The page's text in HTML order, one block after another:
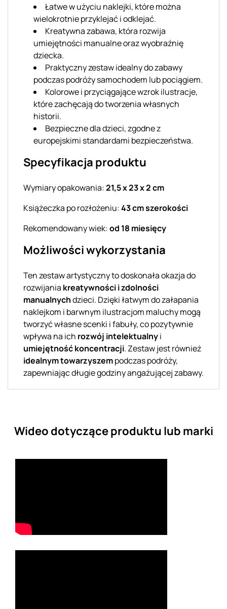
Łatwe w użyciu naklejki, które można
wielokrotnie przyklejać i odklejać.
Kreatywna zabawa, która rozwija
umiejętności manualne oraz wyobraźnię
dziecka.
Praktyczny zestaw idealny do zabawy
podczas podróży samochodem lub pociągiem.
Kolorowe i przyciągające wzrok ilustracje,
które zachęcają do tworzenia własnych
historii.
Bezpieczne dla dzieci, zgodne z
europejskimi standardami bezpieczeństwa.
Specyfikacja produktu
Wymiary opakowania:21,5 x 23 x 2 cm
Książeczka po rozłożeniu:43 cm szerokości
Rekomendowany wiek:od 18 miesięcy
Możliwości wykorzystania
Ten zestaw artystyczny to doskonała okazja do
rozwijania kreatywności i zdolności
manualnychdzieci. Dzięki łatwym do załapania
naklejkom i barwnym ilustracjom maluchy mogą
tworzyć własne scenki i fabuły, co pozytywnie
wpływa na ich rozwój intelektualnyi
umiejętność koncentracji. Zestaw jest również
idealnym towarzyszempodczas podróży,
zapewniając długie godziny angażującej zabawy.
Wideo dotyczące produktu lub marki